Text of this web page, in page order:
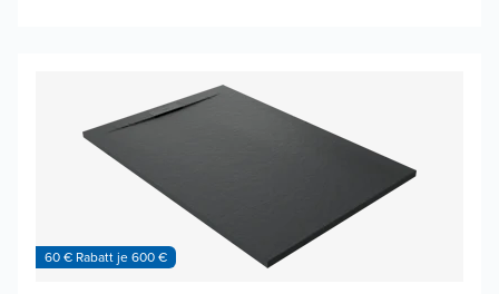
60 € Rabatt je 600 €